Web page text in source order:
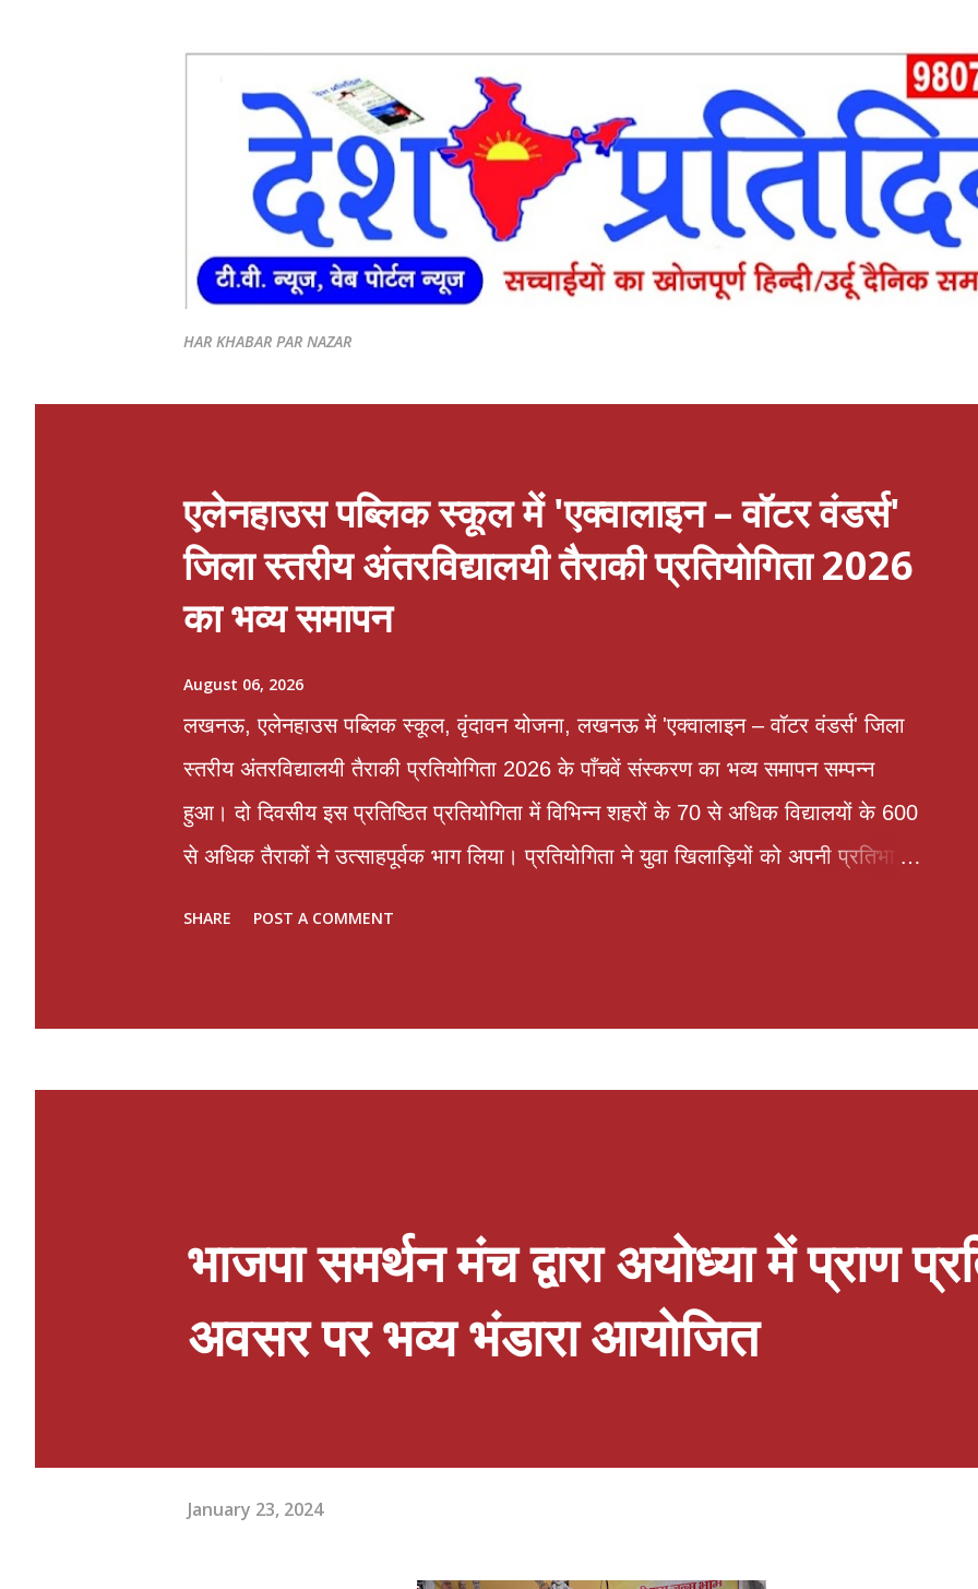
HAR KHABAR PAR NAZAR
एलेनहाउस पब्लिक स्कूल में 'एक्वालाइन – वॉटर वंडर्स'
जिला स्तरीय अंतरविद्यालयी तैराकी प्रतियोगिता 2026
का भव्य समापन
August 06, 2026
लखनऊ, एलेनहाउस पब्लिक स्कूल, वृंदावन योजना, लखनऊ में 'एक्वालाइन – वॉटर वंडर्स' जिला
स्तरीय अंतरविद्यालयी तैराकी प्रतियोगिता 2026 के पाँचवें संस्करण का भव्य समापन सम्पन्न
हुआ। दो दिवसीय इस प्रतिष्ठित प्रतियोगिता में विभिन्न शहरों के 70 से अधिक विद्यालयों के 600
से अधिक तैराकों ने उत्साहपूर्वक भाग लिया। प्रतियोगिता ने युवा खिलाड़ियों को अपनी प्रतिभा,
समर्पण, खेल भावना एवं उत्कृष्ट प्रदर्शन की सराहना की तथा उन्हें भविष्य में भी निरंतर श्रेष्ठ
SHARE POST A COMMENT
भाजपा समर्थन मंच द्वारा अयोध्या में प्राण
अवसर पर भव्य भंडारा आयोजित
January 23, 2024